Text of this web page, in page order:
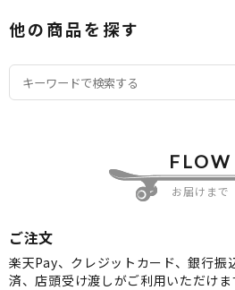
他の商品を探す
FLOW
お届けまで
ご注文
楽天Pay、クレジットカード、銀行振
済、店頭受け渡しがご利用いただけま